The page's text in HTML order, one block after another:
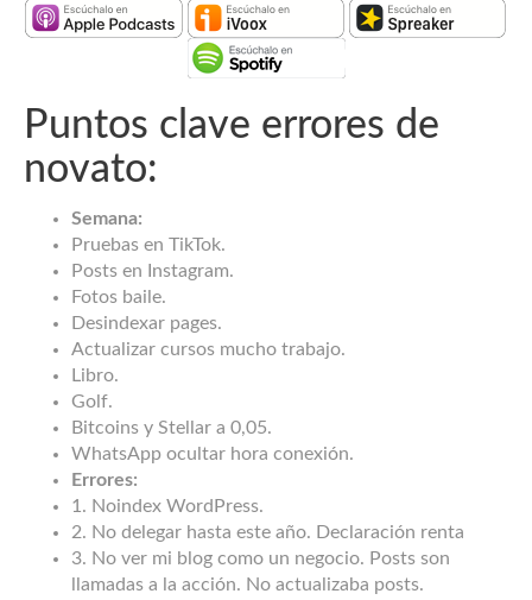
Puntos clave errores de
novato:
Semana:
Pruebas en TikTok.
Posts en Instagram.
Fotos baile.
Desindexar pages.
Actualizar cursos mucho trabajo.
Libro.
Golf.
Bitcoins y Stellar a 0,05.
WhatsApp ocultar hora conexión.
Errores:
1. Noindex WordPress.
2. No delegar hasta este año. Declaración renta
3. No ver mi blog como un negocio. Posts son
llamadas a la acción. No actualizaba posts.